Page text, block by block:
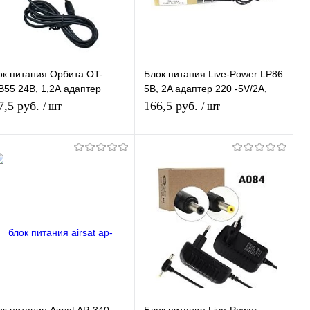
питания Орбита OT-
24В, 1,2А адаптер
(24В,1200mA)
руб. / шт
В избранное В наличии
Блок питания Live-Power LP86
5В, 2A адаптер 220 -5V/2A,
шнур 1 м, штекер 5.5*2,5 мм
166,5 руб. / шт
Купить в 1
клик
К
сравнению
В избранное В наличии